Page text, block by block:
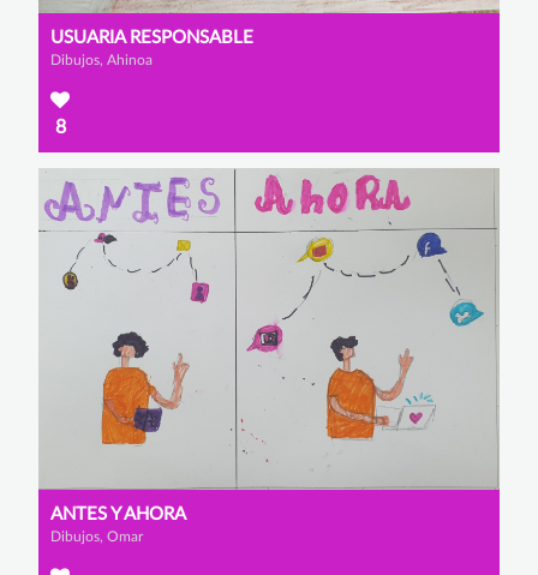
USUARIA RESPONSABLE
Dibujos, Ahinoa
8
ANTES Y AHORA
Dibujos, Omar